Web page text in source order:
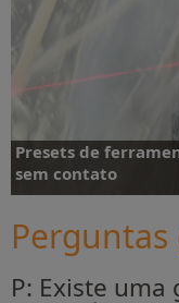
Leia mais
Presets de
sem contato
Leia mais
Perguntas
P: Existe